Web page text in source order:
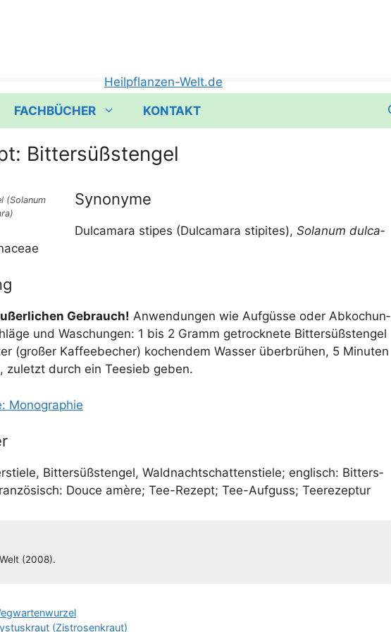
FACHBÜCHER KONTAKT
Bittersüßstengel
(Sola­n­um
Synonyme
Dul­ca­ma­ra stipes (Dul­ca­ma­ra sti­pi­tes), Sola­n­um dul­ca­
Gebrauch! Anwen­dun­gen wie Auf­güs­se oder Abko­chun­
und Waschun­gen: 1 bis 2 Gramm getrock­ne­te Bit­ter­süßsten­gel
(gro­ßer Kaf­fee­be­cher) kochen­dem Was­ser über­brü­hen, 5 Minu­ten
zuletzt durch ein Tee­sieb geben.
Monographie
Bit­ter­süßsten­gel, Wald­nacht­schat­ten­stie­le; eng­lisch: Bit­ters­
Douce amè­re; Tee-Rezept; Tee-Auf­guss; Teerezeptur
(2008).
(Zistrosenkraut)